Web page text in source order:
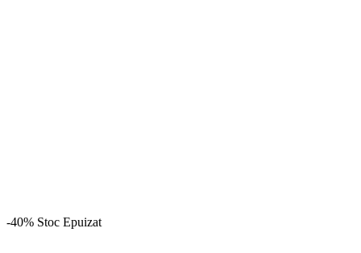
-40% Stoc Epuizat